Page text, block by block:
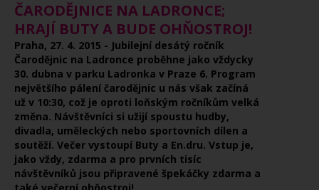
ČARODĚJNICE NA LADRONCE;
HRAJÍ BUTY A BUDE OHŇOSTROJ!
Praha, 27. 4. 2015 - Jubilejní desátý ročník
Čarodějnic na Ladronce proběhne jako vždycky
30. dubna v parku Ladronka v Praze 6. Program
největšího pálení čarodějnic u nás však začíná
už v 10:30, což je oproti loňským ročníkům velká
změna. Návštěvníci si užijí spoustu hudby,
divadla, uměleckých nebo sportovních dílen a
soutěží. Večer vystoupí Buty a En.dru. Vstup je,
jako vždy, zdarma a pro prvních tisíc
návštěvníků jsou připravené špekáčky zdarma a